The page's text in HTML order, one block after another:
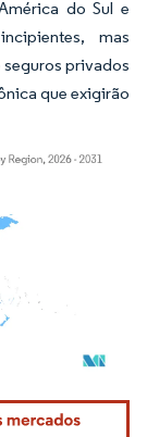
do Sul e
mas
privados
que exigirão
conforme CC BY 4.0.